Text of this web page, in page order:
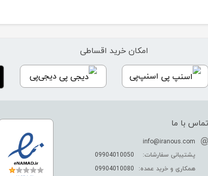
امکان خرید اقساطی
اسنپ‌پی دیجی‌پی
تماس با ما
info@iranous.com
پشتیبانی سفارشات:
09904010050
همکاری و خرید عمده:
09904010080